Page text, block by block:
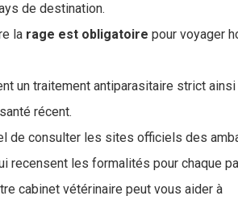
de destination.
la rage est obligatoire pour voyager
un traitement antiparasitaire strict ainsi
récent.
de consulter les sites officiels des
recensent les formalités pour chaque
cabinet vétérinaire peut vous aider à